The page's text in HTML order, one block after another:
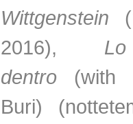
Wittgenstein
2016),
dentro (with
Buri)